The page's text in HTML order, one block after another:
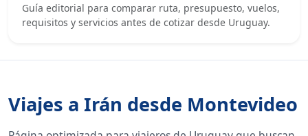
Guía editorial para comparar ruta, presupuesto, vuelos,
requisitos y servicios antes de cotizar desde Uruguay.
Viajes a Irán desde Montevideo